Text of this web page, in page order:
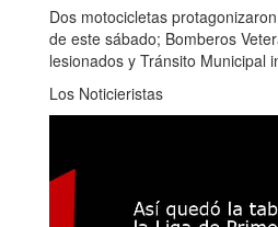
Dos motocicletas
de este sábado; Bomberos
lesionados y Tránsito Municipal
Los Noticieristas